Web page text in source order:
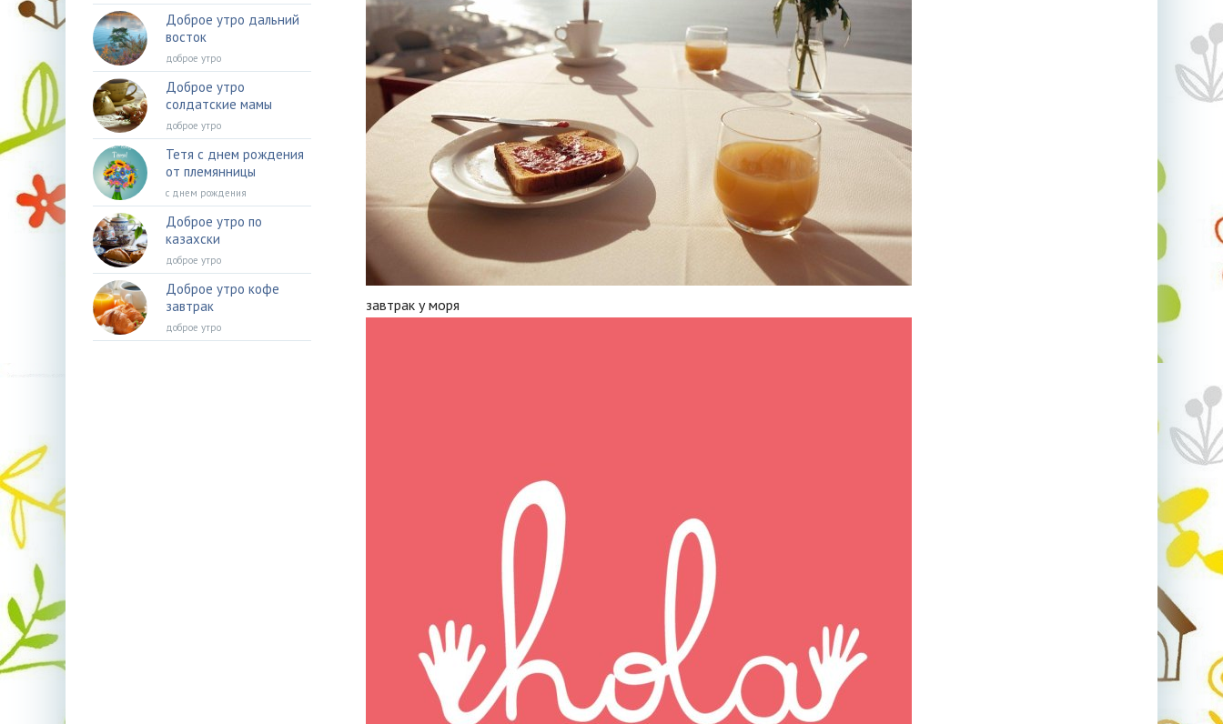
завтрак у моря
Доброе утро дальний
восток
доброе утро
Доброе утро
солдатские мамы
доброе утро
Тетя с днем рождения
от племянницы
с днем рождения
Доброе утро по
казахски
доброе утро
Доброе утро кофе
завтрак
доброе утро